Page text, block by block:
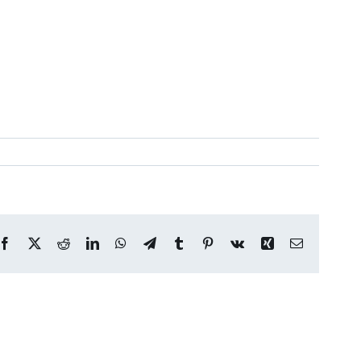
Facebook
X RedditLinkedInWhatsApp
TelegramTumblr Pinterest
Vk Xing Correo